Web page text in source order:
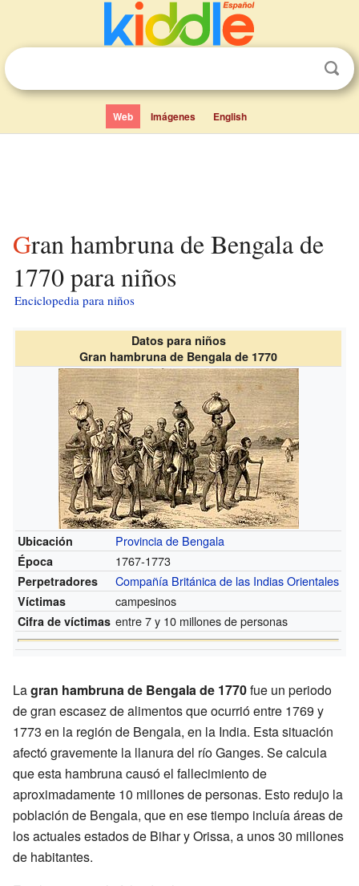
Web Imágenes English
Gran hambruna de Bengala de
1770 para niños
Enciclopedia para niños
Datos para niños
Gran hambruna de Bengala de 1770
Ubicación Provincia de Bengala
Época 1767-1773
Perpetradores Compañía Británica de las Indias Orientales
Víctimas campesinos
Cifra de víctimas entre 7 y 10 millones de personas
Lagran hambruna de Bengala de 1770fue un periodo
de gran escasez de alimentos que ocurrió entre 1769 y
1773 en la región de Bengala, en la India. Esta situación
afectó gravemente la llanura del río Ganges. Se calcula
que esta hambruna causó el fallecimiento de
aproximadamente 10 millones de personas. Esto redujo la
población de Bengala, que en ese tiempo incluía áreas de
los actuales estados de Bihar y Orissa, a unos 30 millones
de habitantes.